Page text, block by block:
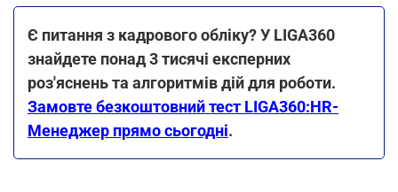
Є питання з кадрового обліку? У LIGA360
знайдете понад 3 тисячі експерних
роз'яснень та алгоритмів дій для роботи.
Замовте безкоштовний тест LIGA360:HR-
Менеджер прямо сьогодні.